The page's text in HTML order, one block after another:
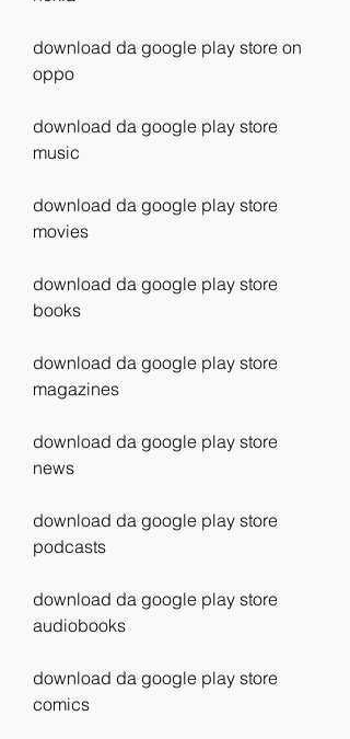
download da google play store on
oppo
download da google play store
music
download da google play store
movies
download da google play store
books
download da google play store
magazines
download da google play store
news
download da google play store
podcasts
download da google play store
audiobooks
download da google play store
comics